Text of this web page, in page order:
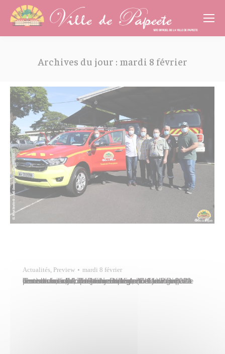
Archives du jour : mardi 8 février
Actualités, Preview mardi 8 février
Le centre d’incendie et de secours (CIS) de Papeete vient de faire l’acquisition ce vendredi 4 février 2022 d’un nouveau VLTU (véhicule léger tout utilitaire). La remise des clés avait lieu en présence de René Temeharo, adjoint au maire délégué notamment à la protection civile, de Rémy Brillant, directeur général des services, d’un représentant de…
Cookies management panel